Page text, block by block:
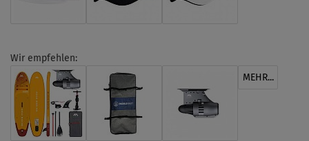
Wir empfehlen:
MEHR...